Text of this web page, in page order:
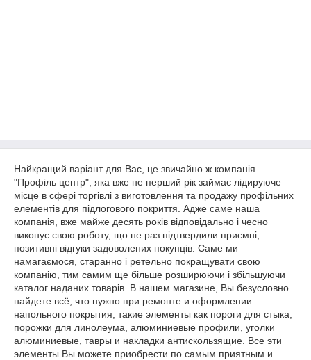
Найкращий варіант для Вас, це звичайно ж компанія
"Профіль центр", яка вже не перший рік займає лідируюче
місце в сфері торгівлі з виготовлення та продажу профільних
елементів для підлогового покриття. Адже саме наша
компанія, вже майже десять років відповідально і чесно
виконує свою роботу, що не раз підтвердили приємні,
позитивні відгуки задоволених покупців. Саме ми
намагаємося, старанно і ретельно покращувати свою
компанію, тим самим ще більше розширюючи і збільшуючи
каталог наданих товарів. В нашем магазине, Вы безусловно
найдете всё, что нужно при ремонте и оформлении
напольного покрытия, такие элементы как пороги для стыка,
порожки для линолеума, алюминиевые профили, уголки
алюминиевые, тавры и накладки антискользящие. Все эти
элементы Вы можете приобрести по самым приятным и